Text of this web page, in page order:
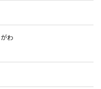
わ